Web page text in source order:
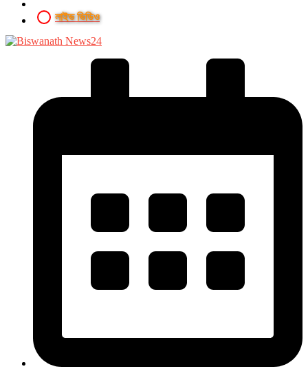
লাইভ ভিডিও